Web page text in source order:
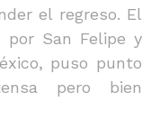
el regreso. El
por San Felipe y
puso punto
pero bien